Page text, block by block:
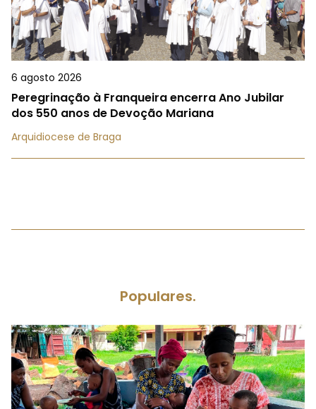
6 agosto 2026
Peregrinação à Franqueira encerra Ano Jubilar
dos 550 anos de Devoção Mariana
Arquidiocese de Braga
Populares.